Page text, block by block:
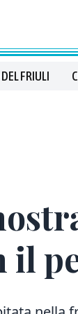
FRIULI
il